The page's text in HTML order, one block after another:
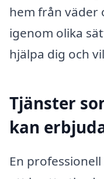
hem från väder
igenom olika
hjälpa dig och
Tjänster
kan
En